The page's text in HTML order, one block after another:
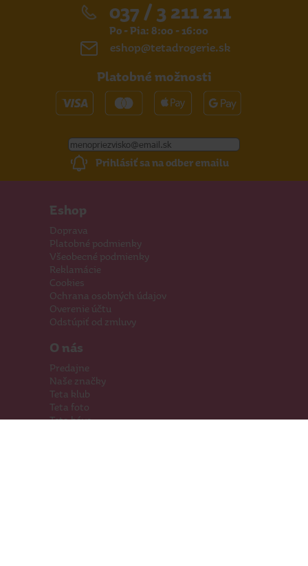
037 / 3 211 211
Po - Pia: 8:00 - 16:00
eshop@tetadrogerie.sk
Platobné možnosti
Prihlásiť sa na odber emailu
Eshop
Doprava
Platobné podmienky
Všeobecné podmienky
Reklamácie
Cookies
Ochrana osobných údajov
Overenie účtu
Odstúpiť od zmluvy
O nás
Predajne
Naše značky
Teta klub
Teta foto
Teta káva